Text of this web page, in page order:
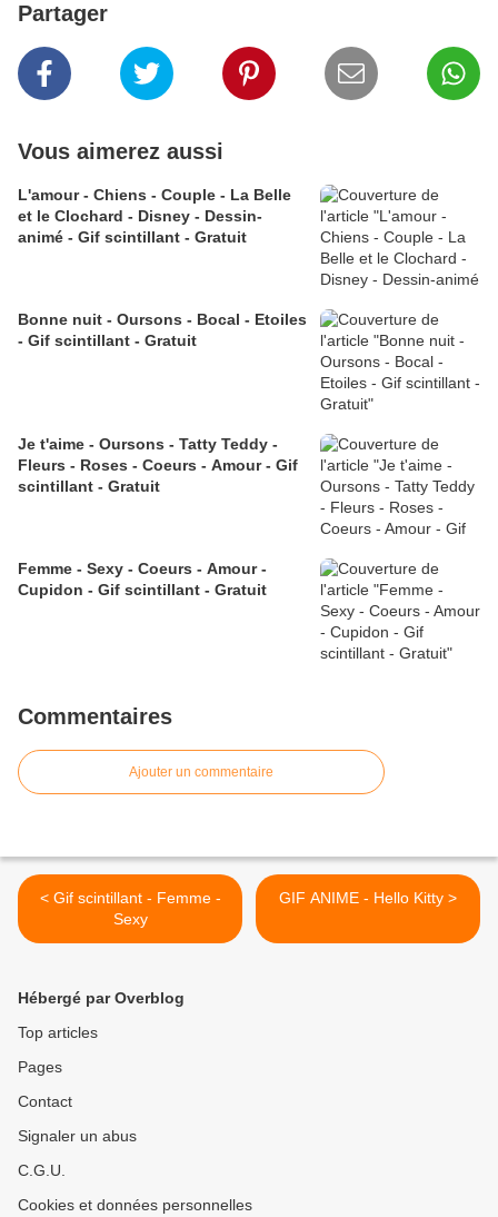
Partager
Vous aimerez aussi
L'amour - Chiens - Couple - La Belle
et le Clochard - Disney - Dessin-
animé - Gif scintillant - Gratuit
Bonne nuit - Oursons - Bocal - Etoiles
- Gif scintillant - Gratuit
Je t'aime - Oursons - Tatty Teddy -
Fleurs - Roses - Coeurs - Amour - Gif
scintillant - Gratuit
Femme - Sexy - Coeurs - Amour -
Cupidon - Gif scintillant - Gratuit
Commentaires
Ajouter un commentaire
< Gif scintillant - Femme -
Sexy
GIF ANIME - Hello Kitty >
Hébergé par Overblog
Top articles
Pages
Contact
Signaler un abus
C.G.U.
Cookies et données personnelles